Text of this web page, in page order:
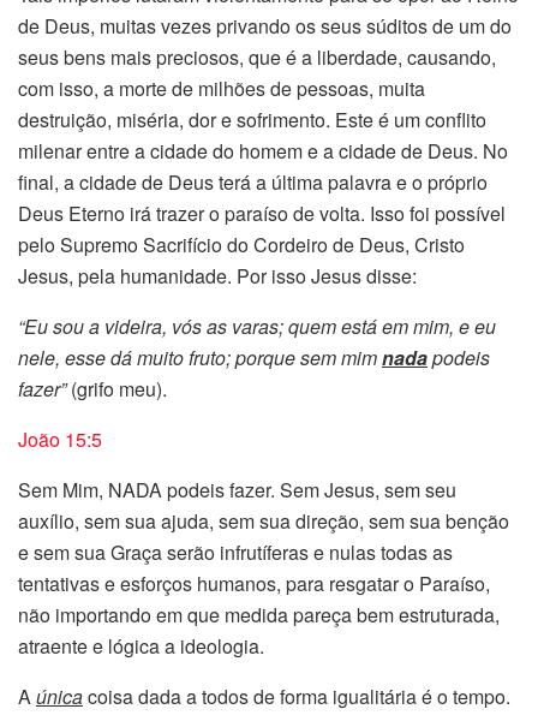
de Deus, muitas vezes privando os seus súditos de um do
seus bens mais preciosos, que é a liberdade, causando,
com isso, a morte de milhões de pessoas, muita
destruição, miséria, dor e sofrimento. Este é um conflito
milenar entre a cidade do homem e a cidade de Deus. No
final, a cidade de Deus terá a última palavra e o próprio
Deus Eterno irá trazer o paraíso de volta. Isso foi possível
pelo Supremo Sacrifício do Cordeiro de Deus, Cristo
Jesus, pela humanidade. Por isso Jesus disse:
“Eu sou a videira, vós as varas; quem está em mim, e eu
nele, esse dá muito fruto; porque sem mimnadapodeis
fazer”(grifo meu).
João 15:5
Sem Mim, NADA podeis fazer. Sem Jesus, sem seu
auxílio, sem sua ajuda, sem sua direção, sem sua benção
e sem sua Graça serão infrutíferas e nulas todas as
tentativas e esforços humanos, para resgatar o Paraíso,
não importando em que medida pareça bem estruturada,
atraente e lógica a ideologia.
Aúnicacoisa dada a todos de forma igualitária é o tempo.